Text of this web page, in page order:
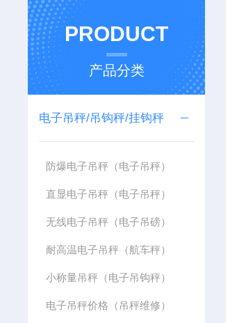
PRODUCT
产品分类
电子吊秤/吊钩秤/挂钩秤
防爆电子吊秤（电子吊秤）
直显电子吊秤（电子吊秤）
无线电子吊秤（电子吊磅）
耐高温电子吊秤（航车秤）
小称量吊秤（电子吊钩秤）
电子吊秤价格（吊秤维修）